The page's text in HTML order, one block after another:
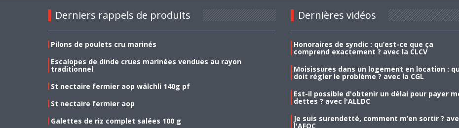
Derniers rappels de produits
Pilons de poulets cru marinés
Escalopes de dinde crues marinées vendues au rayon
traditionnel
St nectaire fermier aop wälchli 140g pf
St nectaire fermier aop
Galettes de riz complet salées 100 g
Dernières vidéos
Honoraires de syndic : qu’est-ce que ça
comprend exactement ? avec la CLCV
Moisissures dans un logement en location :
doit régler le problème ? avec la CGL
Est-il possible d'obtenir un délai pour payer
dettes ? avec l'ALLDC
Je suis surendetté, comment m’en sortir ?
l'AFOC